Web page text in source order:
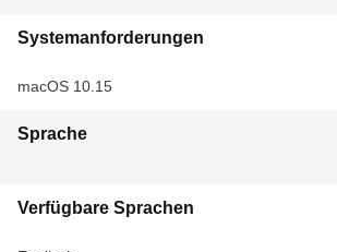
Systemanforderungen
macOS 10.15
Sprache
Verfügbare Sprachen